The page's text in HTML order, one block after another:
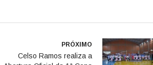
PRÓXIMO
Celso Ramos realiza a